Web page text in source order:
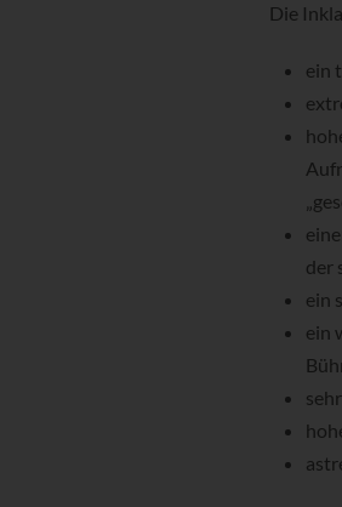
Die
ein
der
ein
ein